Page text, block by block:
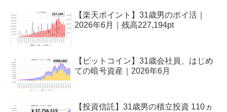
【楽天ポイント】31歳男のポイ活｜
2026年6月｜残高227,194pt
【ビットコイン】31歳会社員、はじめ
ての暗号資産｜2026年6月
【投資信託】31歳男の積立投資 110ヵ